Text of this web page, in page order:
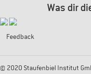
Was dir
Feedback
© 2020 Staufenbiel Institut